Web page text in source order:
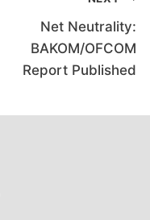
Net Neutrality:
BAKOM/OFCOM
Report Published